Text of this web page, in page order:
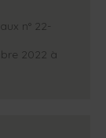
n° 22-
2022 à